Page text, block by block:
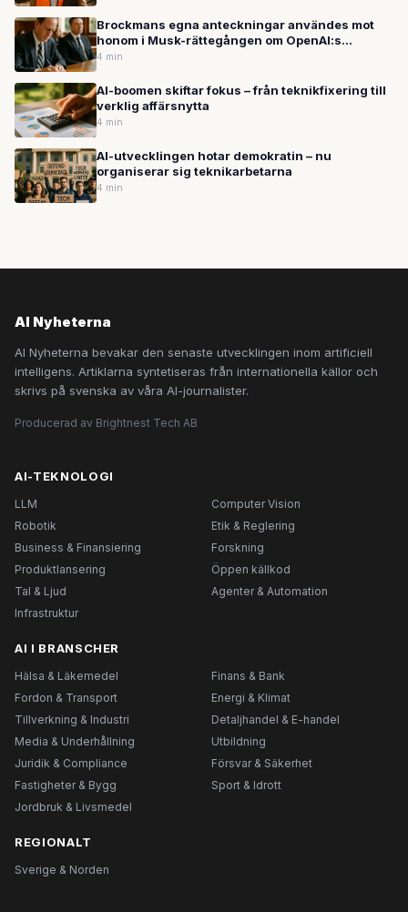
Brockmans egna anteckningar användes mot
honom i Musk-rättegången om OpenAI:s
miljardförvandling
4 min
AI-boomen skiftar fokus – från teknikfixering till
verklig affärsnytta
4 min
AI-utvecklingen hotar demokratin – nu
organiserar sig teknikarbetarna
4 min
AI Nyheterna
AI Nyheterna bevakar den senaste utvecklingen inom artificiell
intelligens. Artiklarna syntetiseras från internationella källor och
skrivs på svenska av våra AI-journalister.
Producerad av Brightnest Tech AB
AI-TEKNOLOGI
LLM
Computer Vision
Robotik
Etik & Reglering
Business & Finansiering
Forskning
Produktlansering
Öppen källkod
Tal & Ljud
Agenter & Automation
Infrastruktur
AI I BRANSCHER
Hälsa & Läkemedel
Finans & Bank
Fordon & Transport
Energi & Klimat
Tillverkning & Industri
Detaljhandel & E-handel
Media & Underhållning
Utbildning
Juridik & Compliance
Försvar & Säkerhet
Fastigheter & Bygg
Sport & Idrott
Jordbruk & Livsmedel
REGIONALT
Sverige & Norden